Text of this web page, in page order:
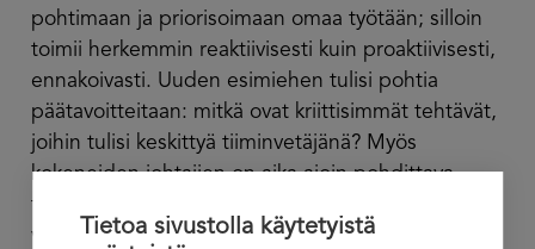
pohtimaan ja priorisoimaan omaa työtään; silloin
toimii herkemmin reaktiivisesti kuin proaktiivisesti,
ennakoivasti. Uuden esimiehen tulisi pohtia
päätavoitteitaan: mitkä ovat kriittisimmät tehtävät,
joihin tulisi keskittyä tiiminvetäjänä? Myös
kokeneiden johtajien on aika ajoin pohdittava
tavoitteitaan uudelleen; organisaation painopiste
voi muuttua, toimintaympäristö voi muuttua,
Tietoa sivustolla käytetyistä